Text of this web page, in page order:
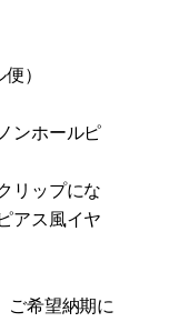
）
ンホールピ
リップにな
アス風イヤ
希望納期に